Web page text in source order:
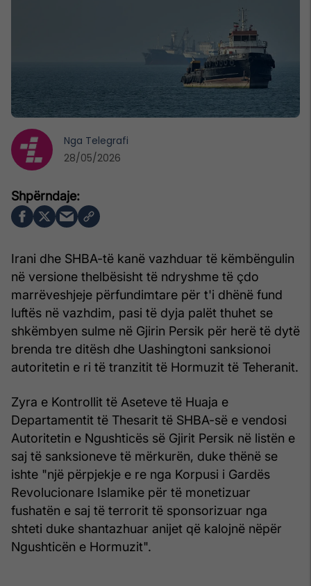
Irani dhe SHBA-të kanë vazhduar të këmbëngulin
në versione thelbësisht të ndryshme të çdo
marrëveshjeje përfundimtare për t'i dhënë fund
luftës në vazhdim, pasi të dyja palët thuhet se
shkëmbyen sulme në Gjirin Persik për herë të dytë
brenda tre ditësh dhe Uashingtoni sanksionoi
autoritetin e ri të tranzitit të Hormuzit të Teheranit.
Zyra e Kontrollit të Aseteve të Huaja e
Departamentit të Thesarit të SHBA-së e vendosi
Autoritetin e Ngushticës së Gjirit Persik në listën e
saj të sanksioneve të mërkurën, duke thënë se
ishte "një përpjekje e re nga Korpusi i Gardës
Revolucionare Islamike për të monetizuar
fushatën e saj të terrorit të sponsorizuar nga
shteti duke shantazhuar anijet që kalojnë nëpër
Ngushticën e Hormuzit".
Nga Telegrafi
28/05/2026